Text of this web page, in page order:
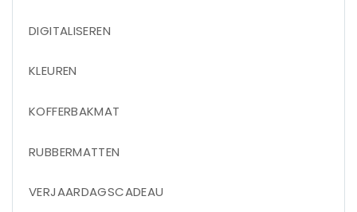
DIGITALISEREN
KLEUREN
KOFFERBAKMAT
RUBBERMATTEN
VERJAARDAGSCADEAU